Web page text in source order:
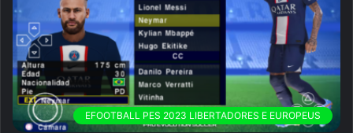
EFOOTBALL PES 2023 LIBERTADORES E EUROPEUS